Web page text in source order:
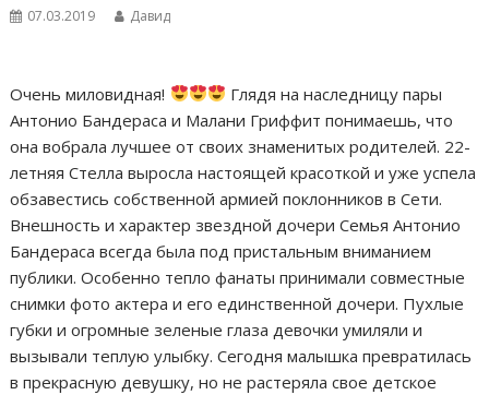
07.03.2019 Давид
Очень миловидная!
Глядя на наследницу пары
Антонио Бандераса и Малани Гриффит понимаешь, что
она вобрала лучшее от своих знаменитых родителей. 22-
летняя Стелла выросла настоящей красоткой и уже успела
обзавестись собственной армией поклонников в Сети.
Внешность и характер звездной дочери Семья Антонио
Бандераса всегда была под пристальным вниманием
публики. Особенно тепло фанаты принимали совместные
снимки фото актера и его единственной дочери. Пухлые
губки и огромные зеленые глаза девочки умиляли и
вызывали теплую улыбку. Сегодня малышка превратилась
в прекрасную девушку, но не растеряла свое детское